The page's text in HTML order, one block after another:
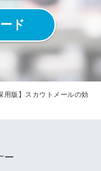
ド
用版】スカウトメールの効
ー